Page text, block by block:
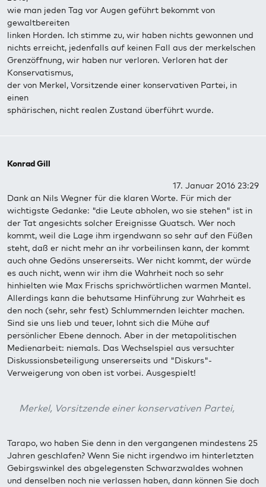
wie man jeden Tag vor Augen geführt bekommt von
gewaltbereiten
linken Horden. Ich stimme zu, wir haben nichts gewonnen und
nichts erreicht, jedenfalls auf keinen Fall aus der merkelschen
Grenzöffnung, wir haben nur verloren. Verloren hat der
Konservatismus,
der von Merkel, Vorsitzende einer konservativen Partei, in
einen
sphärischen, nicht realen Zustand überführt wurde.
Konrad Gill
17. Januar 2016 23:29
Dank an Nils Wegner für die klaren Worte. Für mich der
wichtigste Gedanke: "die Leute abholen, wo sie stehen" ist in
der Tat angesichts solcher Ereignisse Quatsch. Wer noch
kommt, weil die Lage ihm irgendwann so sehr auf den Füßen
steht, daß er nicht mehr an ihr vorbeilinsen kann, der kommt
auch ohne Gedöns unsererseits. Wer nicht kommt, der würde
es auch nicht, wenn wir ihm die Wahrheit noch so sehr
hinhielten wie Max Frischs sprichwörtlichen warmen Mantel.
Allerdings kann die behutsame Hinführung zur Wahrheit es
den noch (sehr, sehr fest) Schlummernden leichter machen.
Sind sie uns lieb und teuer, lohnt sich die Mühe auf
persönlicher Ebene dennoch. Aber in der metapolitischen
Medienarbeit: niemals. Das Wechselspiel aus versuchter
Diskussionsbeteiligung unsererseits und "Diskurs"-
Verweigerung von oben ist vorbei. Ausgespielt!
Merkel, Vorsitzende einer konservativen Partei,
Tarapo, wo haben Sie denn in den vergangenen mindestens 25
Jahren geschlafen? Wenn Sie nicht irgendwo im hinterletzten
Gebirgswinkel des abgelegensten Schwarzwaldes wohnen
und denselben noch nie verlassen haben, dann können Sie doch